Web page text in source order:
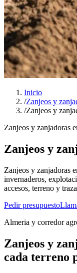
Inicio
/Zanjeos y
/Zanjeos y
Zanjeos y zanjadoras
Zanjeos y
Zanjeos y zanjadoras
invernaderos,
accesos, terreno y
Pedir presupuesto
Almeria y corredor
Zanjeos y
cada terreno